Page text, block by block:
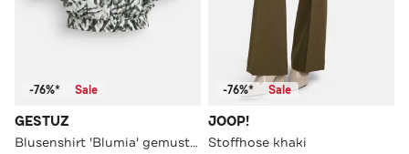
-76%* Sale
GESTUZ
Blusenshirt 'Blumia' gemustert
-76%* Sale
JOOP!
Stoffhose khaki